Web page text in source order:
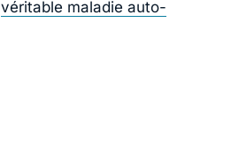
véritable maladie auto-